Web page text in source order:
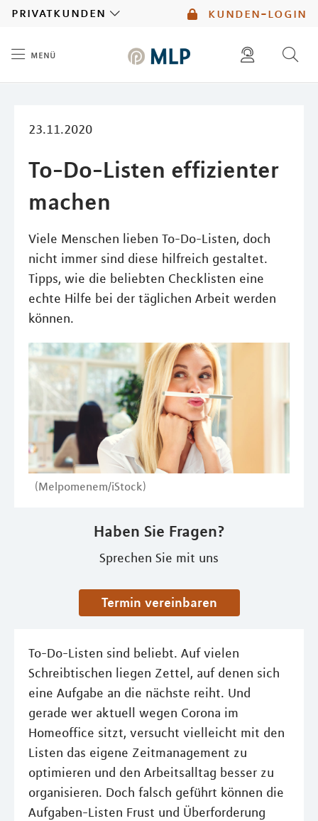
kunden-login
privatkunden
menü
23.11.2020
To-Do-Listen effizienter
machen
Viele Menschen lieben To-Do-Listen, doch
nicht immer sind diese hilfreich gestaltet.
Tipps, wie die beliebten Checklisten eine
echte Hilfe bei der täglichen Arbeit werden
können.
(Melpomenem/iStock)
Haben Sie Fragen?
Sprechen Sie mit uns
Termin vereinbaren
To-Do-Listen sind beliebt. Auf vielen
Schreibtischen liegen Zettel, auf denen sich
eine Aufgabe an die nächste reiht. Und
gerade wer aktuell wegen Corona im
Homeoffice sitzt, versucht vielleicht mit den
Listen das eigene Zeitmanagement zu
optimieren und den Arbeitsalltag besser zu
organisieren. Doch falsch geführt können die
Aufgaben-Listen Frust und Überforderung